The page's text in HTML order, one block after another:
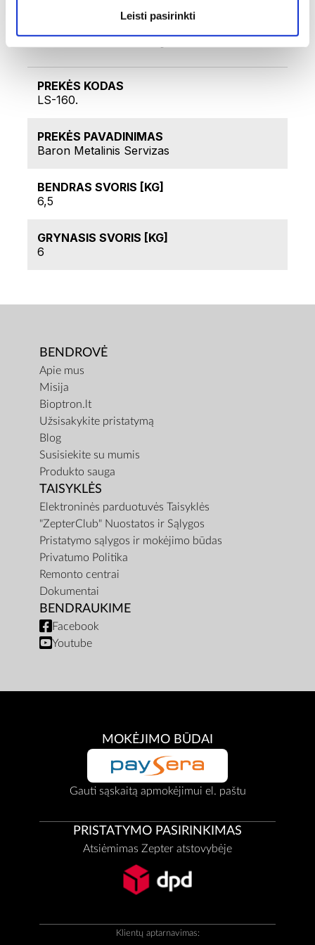
Leisti pasirinkti
Techniniai duomenys
PREKĖS KODAS
LS-160.
PREKĖS PAVADINIMAS
Baron Metalinis Servizas
BENDRAS SVORIS [KG]
6,5
GRYNASIS SVORIS [KG]
6
BENDROVĖ
Apie mus
Misija
Bioptron.lt
Užsisakykite pristatymą
Blog
Susisiekite su mumis
Produkto sauga
TAISYKLĖS
Elektroninės parduotuvės Taisyklės
"ZepterClub" Nuostatos ir Sąlygos
Pristatymo sąlygos ir mokėjimo būdas
Privatumo Politika
Remonto centrai
Dokumentai
BENDRAUKIME
Facebook
Youtube
MOKĖJIMO BŪDAI
Gauti sąskaitą apmokėjimui el. paštu
PRISTATYMO PASIRINKIMAS
Atsiėmimas Zepter atstovybėje
Klientų aptarnavimas: